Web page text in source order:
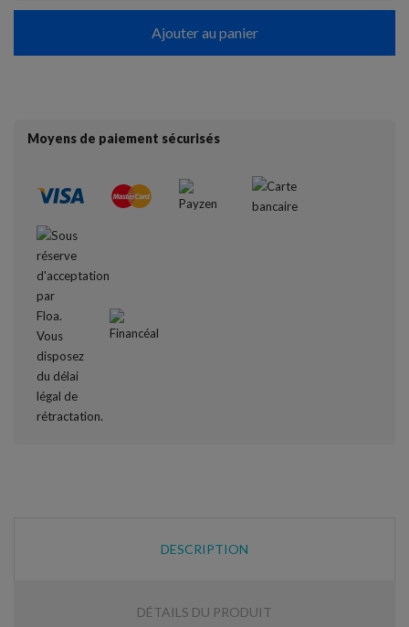
Ajouter au panier
Moyens de paiement sécurisés
DESCRIPTION
DÉTAILS DU PRODUIT